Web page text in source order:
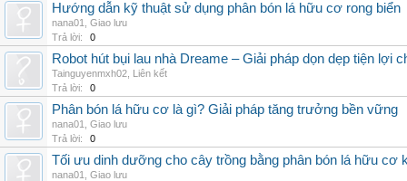
Hướng dẫn kỹ thuật sử dụng phân bón lá hữu cơ rong biển
nana01
Giao lưu
Trả lời:
0
Robot hút bụi lau nhà Dreame – Giải pháp dọn dẹp tiện lợi
Tainguyenmxh02 Liên kết
Trả lời:
0
Phân bón lá hữu cơ là gì? Giải pháp tăng trưởng bền vững
nana01
Giao lưu
Trả lời:
0
Tối ưu dinh dưỡng cho cây trồng bằng phân bón lá hữu cơ
nana01
Giao lưu